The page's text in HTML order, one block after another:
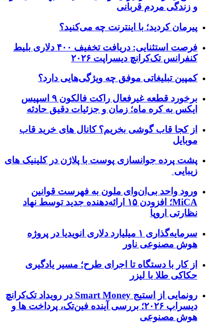
و زندگی مردم قربانی
پیرمان کردید؛ با اینترنت چه می‌کنید؟
فرصت استثنایی: دریافت تخفیف ۴۰۰ دلاری بلیط
کنفرانس تک‌کرانچ دیسراپت ۲۰۲۶
کمپین تبلیغاتی موفق چه ویژگی‌هایی دارد؟
برخورد قطعه غیرفعال راکت فالکون ۹ اسپیس
ایکس به کره ماه؛ زمان و جزئیات دقیق حادثه
از کجا قاب گوشی بخریم؟ کانال های خرید قاب
موبایل
پشت پرده جوانسازی پوست با پلاژن در کلینیک های
زیبایی
ورود واحد بی‌ان‌وای ملون به فهرست قوانین
MiCA؛ افزودن ۱۵ ارائه‌دهنده جدید توسط نهاد
نظارتی اروپا
سرمایه‌گذاری ۱ میلیارد دلاری انویدیا در پروژه
هوش مصنوعی ناور
از کار با دستگاه تا اجرای طرح؛ مسیر یادگیری
حکاکی طلا با لیزر
رونمایی از استیج Smart Money در رویداد تک‌کرانچ
دیسراپ ۲۰۲۶؛ بررسی آینده فین‌تک، پرداخت‌ ها و
هوش مصنوعی